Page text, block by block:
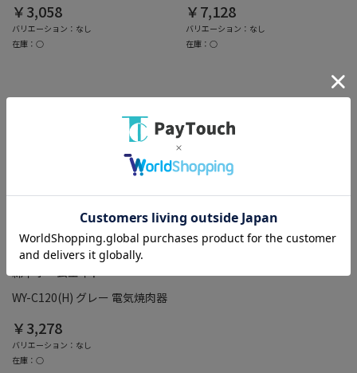
￥3,058
バリエーション：なし
在庫：○
￥7,128
バリエーション：なし
在庫：○
綿半ホームエイド
WY-C120(H) グレー 電気焼肉器
￥3,278
バリエーション：なし
在庫：○